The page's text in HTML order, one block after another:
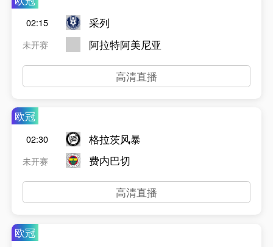
02:15
未开赛
采列
阿拉特阿美尼亚
高清直播
欧冠
02:30
未开赛
格拉茨风暴
费内巴切
高清直播
欧冠